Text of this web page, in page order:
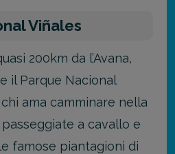
Viñales
200km da l’Avana,
il Parque Nacional
ama camminare nella
a cavallo e
famose piantagioni di